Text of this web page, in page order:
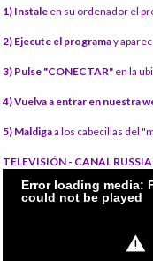
1) Instale en su ordenador el
2) Ejecute el programay
3) Pulse "CONECTAR" en la
4) Vuelva a entrar en nuestra
5) Maldigaa los cabecillas del
TELEVISIÓN - CANAL